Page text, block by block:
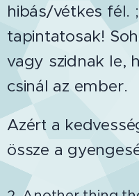
hibás/vétkes fél.
tapintatosak!
vagy szidnak le,
csinál az ember.
Azért a
össze a